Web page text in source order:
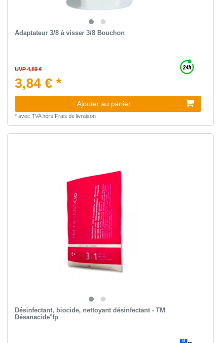
Adaptateur 3/8 à visser 3/8 Bouchon
UVP 4,89 €
3,84 € *
Ajouter au panier
* avec TVAhors Frais de livraison
Désinfectant, biocide, nettoyant désinfectant - TM
Désanacide°fp